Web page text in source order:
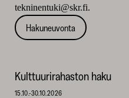
tekninentuki@skr.fi.
Hakuneuvonta
Kulttuurirahaston haku
15.10.-30.10.2026